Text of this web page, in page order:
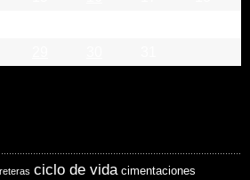
ciclo de vida cimentaciones